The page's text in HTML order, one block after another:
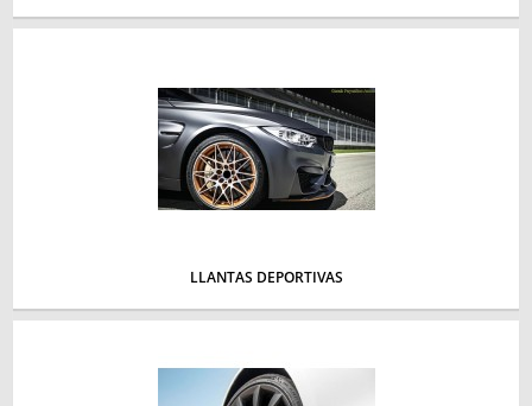
LLANTAS DEPORTIVAS